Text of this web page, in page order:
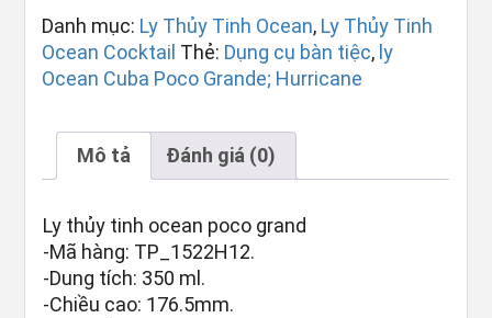
Danh mục: Ly Thủy Tinh Ocean, Ly Thủy Tinh
Ocean Cocktail Thẻ: Dụng cụ bàn tiệc, ly
Ocean Cuba Poco Grande; Hurricane
Mô tả Đánh giá (0)
Ly thủy tinh ocean poco grand
-Mã hàng: TP_1522H12.
-Dung tích: 350 ml.
-Chiều cao: 176.5mm.